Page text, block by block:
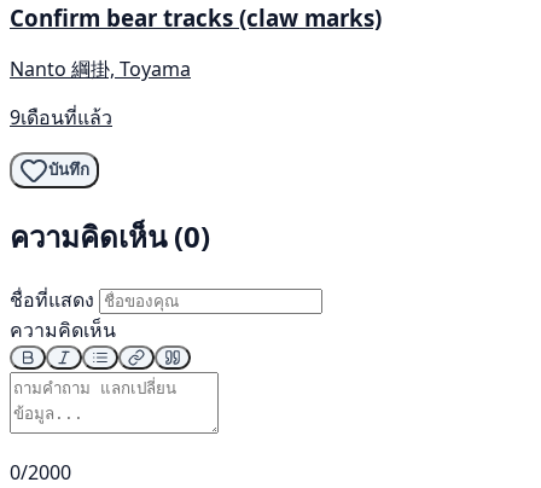
Confirm bear tracks (claw marks)
Nanto 綱掛, Toyama
9เดือนที่แล้ว
บันทึก
ความคิดเห็น (0)
ชื่อที่แสดง
ความคิดเห็น
0/2000